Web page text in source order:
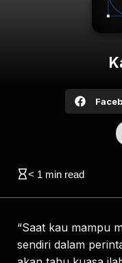
< 1 min read
“Saat kau mampu
sendiri dalam